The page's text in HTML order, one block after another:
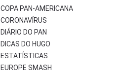
COPA PAN-AMERICANA
CORONAVÍRUS
DIÁRIO DO PAN
DICAS DO HUGO
ESTATÍSTICAS
EUROPE SMASH